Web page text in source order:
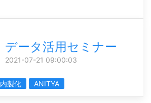
データ活用セミナー
2021-07-21 09:00:03
内製化 ANITYA